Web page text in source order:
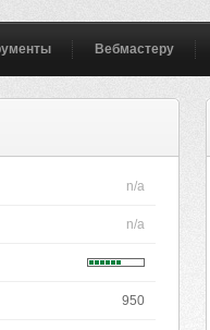
Вебмастеру
n/a
n/a
950